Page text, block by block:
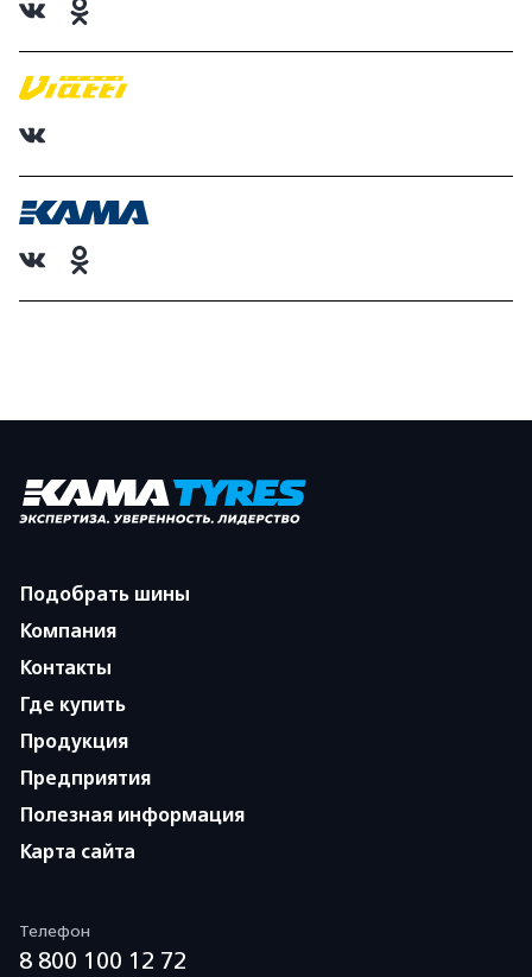
Подобрать шины
Компания
Контакты
Где купить
Продукция
Предприятия
Полезная информация
Карта сайта
Телефон
8 800 100 12 72